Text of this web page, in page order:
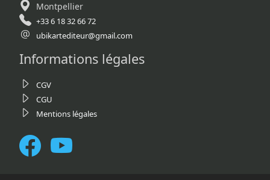
Montpellier
+33 6 18 32 66 72
ubikartediteur@gmail.com
Informations légales
CGV
CGU
Mentions légales